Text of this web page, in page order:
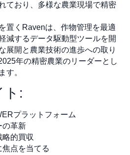
ており、多様な農業現場で精密
置くRavenは、作物管理を最適
減するデータ駆動型ツールを開
展開と農業技術の進歩への取り
年の精密農業のリーダーとし
す。
ト:
プラットフォーム
の革新
略的買収
点を当てる